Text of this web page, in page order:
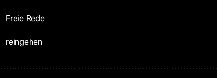
Freie Rede
reingehen